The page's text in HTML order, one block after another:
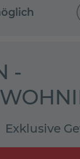
-
Exklusive